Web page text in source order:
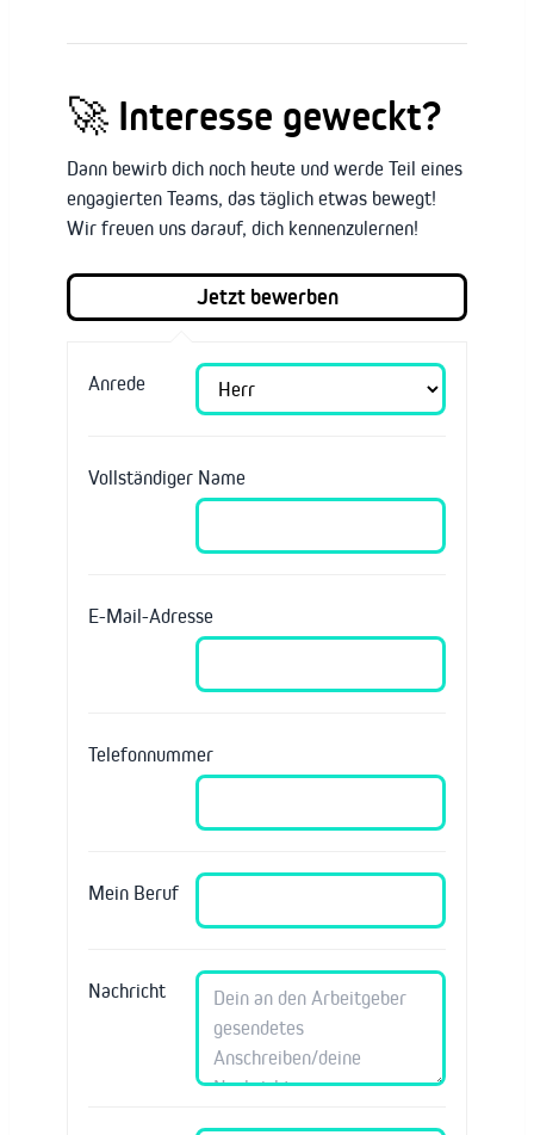
🚀 Interesse geweckt?
Dann bewirb dich noch heute und werde Teil eines
engagierten Teams, das täglich etwas bewegt!
Wir freuen uns darauf, dich kennenzulernen!
Anrede
Vollständiger Name
E-Mail-Adresse
Telefonnummer
Mein Beruf
Nachricht